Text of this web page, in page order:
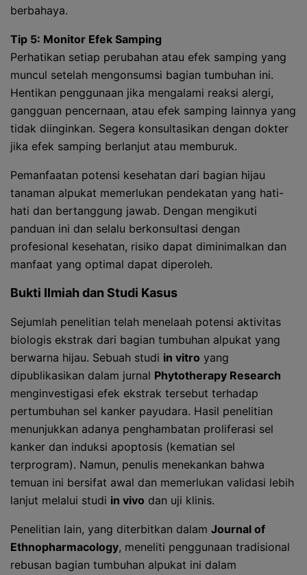
berbahaya.
Tip 5: Monitor Efek Samping
Perhatikan setiap perubahan atau efek samping yang
muncul setelah mengonsumsi bagian tumbuhan ini.
Hentikan penggunaan jika mengalami reaksi alergi,
gangguan pencernaan, atau efek samping lainnya yang
tidak diinginkan. Segera konsultasikan dengan dokter
jika efek samping berlanjut atau memburuk.
Pemanfaatan potensi kesehatan dari bagian hijau
tanaman alpukat memerlukan pendekatan yang hati-
hati dan bertanggung jawab. Dengan mengikuti
panduan ini dan selalu berkonsultasi dengan
profesional kesehatan, risiko dapat diminimalkan dan
manfaat yang optimal dapat diperoleh.
Bukti Ilmiah dan Studi Kasus
Sejumlah penelitian telah menelaah potensi aktivitas
biologis ekstrak dari bagian tumbuhan alpukat yang
berwarna hijau. Sebuah studi in vitro yang
dipublikasikan dalam jurnal Phytotherapy Research
menginvestigasi efek ekstrak tersebut terhadap
pertumbuhan sel kanker payudara. Hasil penelitian
menunjukkan adanya penghambatan proliferasi sel
kanker dan induksi apoptosis (kematian sel
terprogram). Namun, penulis menekankan bahwa
temuan ini bersifat awal dan memerlukan validasi lebih
lanjut melalui studi in vivo dan uji klinis.
Penelitian lain, yang diterbitkan dalam Journal of
Ethnopharmacology, meneliti penggunaan tradisional
rebusan bagian tumbuhan alpukat ini dalam